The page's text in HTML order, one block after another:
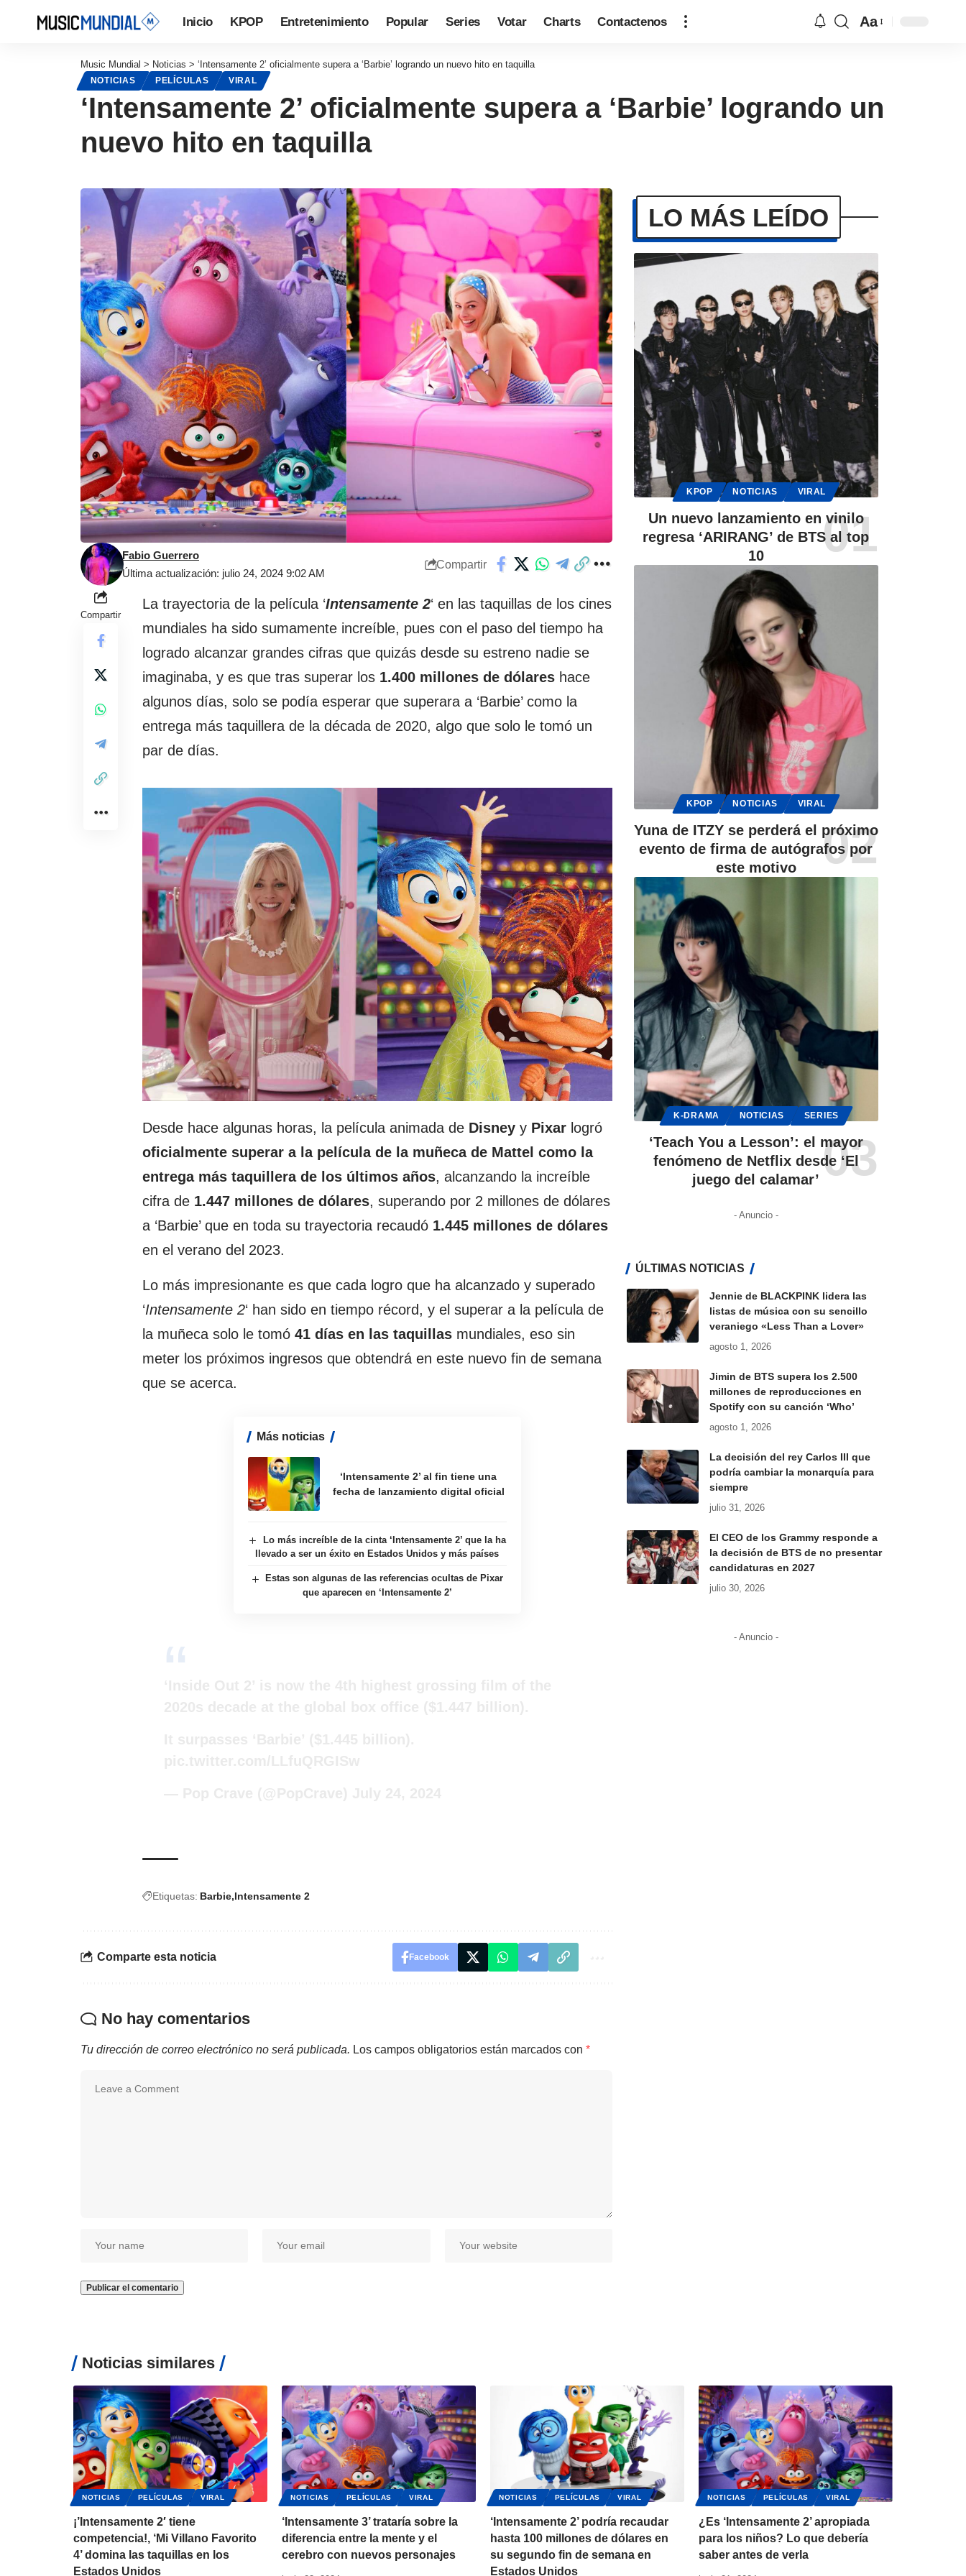
Inicio KPOP Entretenimiento Popular Series Votar Charts Contactenos Aa
Music Mundial > Noticias > ‘Intensamente 2’ oficialmente supera a ‘Barbie’ logrando un nuevo hito en taquilla
NOTICIAS PELÍCULAS VIRAL
‘Intensamente 2’ oficialmente supera a ‘Barbie’ logrando un
nuevo hito en taquilla
Última actualización: julio 24, 2024 9:02 AM
Fabio Guerrero
Compartir
Compartir
La trayectoria de la película ‘Intensamente 2‘ en las taquillas de los cines
mundiales ha sido sumamente increíble, pues con el paso del tiempo ha
logrado alcanzar grandes cifras que quizás desde su estreno nadie se
imaginaba, y es que tras superar los 1.400 millones de dólares hace
algunos días, solo se podía esperar que superara a ‘Barbie’ como la
entrega más taquillera de la década de 2020, algo que solo le tomó un
par de días.
Desde hace algunas horas, la película animada de Disney y Pixar logró
oficialmente superar a la película de la muñeca de Mattel como la
entrega más taquillera de los últimos años, alcanzando la increíble
cifra de 1.447 millones de dólares, superando por 2 millones de dólares
a ‘Barbie’ que en toda su trayectoria recaudó 1.445 millones de dólares
en el verano del 2023.
Lo más impresionante es que cada logro que ha alcanzado y superado
‘Intensamente 2‘ han sido en tiempo récord, y el superar a la película de
la muñeca solo le tomó 41 días en las taquillas mundiales, eso sin
meter los próximos ingresos que obtendrá en este nuevo fin de semana
que se acerca.
Más noticias
‘Intensamente 2’ al fin tiene una
fecha de lanzamiento digital oficial
Lo más increíble de la cinta ‘Intensamente 2’ que la ha
llevado a ser un éxito en Estados Unidos y más países
Estas son algunas de las referencias ocultas de Pixar
que aparecen en ‘Intensamente 2’
Etiquetas: Barbie Intensamente 2
Comparte esta noticia Facebook
No hay comentarios
Tu dirección de correo electrónico no será publicada. Los campos obligatorios están marcados con *
LO MÁS LEÍDO
KPOP NOTICIAS VIRAL
Un nuevo lanzamiento en vinilo
regresa ‘ARIRANG’ de BTS al top
10
KPOP NOTICIAS VIRAL
Yuna de ITZY se perderá el próximo
evento de firma de autógrafos por
este motivo
K-DRAMA NOTICIAS SERIES
‘Teach You a Lesson’: el mayor
fenómeno de Netflix desde ‘El
juego del calamar’
- Anuncio -
ÚLTIMAS NOTICIAS
Jennie de BLACKPINK lidera las
listas de música con su sencillo
veraniego «Less Than a Lover»
agosto 1, 2026
Jimin de BTS supera los 2.500
millones de reproducciones en
Spotify con su canción ‘Who’
agosto 1, 2026
La decisión del rey Carlos III que
podría cambiar la monarquía para
siempre
julio 31, 2026
El CEO de los Grammy responde a
la decisión de BTS de no presentar
candidaturas en 2027
julio 30, 2026
- Anuncio -
Noticias similares
NOTICIAS PELÍCULAS VIRAL
¡’Intensamente 2′ tiene
competencia!, ‘Mi Villano Favorito
4’ domina las taquillas en los
Estados Unidos
NOTICIAS PELÍCULAS VIRAL
‘Intensamente 3’ trataría sobre la
diferencia entre la mente y el
cerebro con nuevos personajes
NOTICIAS PELÍCULAS VIRAL
‘Intensamente 2’ podría recaudar
hasta 100 millones de dólares en
su segundo fin de semana en
Estados Unidos
NOTICIAS PELÍCULAS VIRAL
¿Es ‘Intensamente 2’ apropiada
para los niños? Lo que debería
saber antes de verla